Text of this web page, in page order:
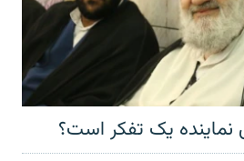
نماینده یک تفکر است؟